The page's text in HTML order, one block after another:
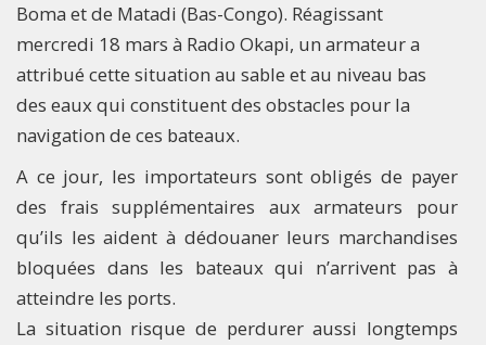
Boma et de Matadi (Bas-Congo). Réagissant
mercredi 18 mars à Radio Okapi, un armateur a
attribué cette situation au sable et au niveau bas
des eaux qui constituent des obstacles pour la
navigation de ces bateaux.
A ce jour, les importateurs sont obligés de payer
des frais supplémentaires aux armateurs pour
qu’ils les aident à dédouaner leurs marchandises
bloquées dans les bateaux qui n’arrivent pas à
atteindre les ports.
La situation risque de perdurer aussi longtemps